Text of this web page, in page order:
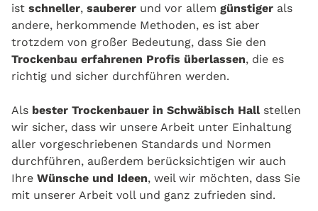
ist schneller, sauberer und vor allem günstiger als
andere, herkommende Methoden, es ist aber
trotzdem von großer Bedeutung, dass Sie den
Trockenbau erfahrenen Profis überlassen, die es
richtig und sicher durchführen werden.
Als bester Trockenbauer in Schwäbisch Hallstellen
wir sicher, dass wir unsere Arbeit unter Einhaltung
aller vorgeschriebenen Standards und Normen
durchführen, außerdem berücksichtigen wir auch
Ihre Wünsche und Ideen, weil wir möchten, dass Sie
mit unserer Arbeit voll und ganz zufrieden sind.